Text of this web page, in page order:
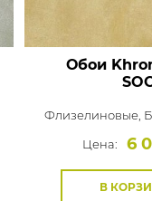
Обои
Флизелиновые,
Цена:
6
В